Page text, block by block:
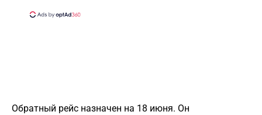
Обратный рейс назначен на 18 июня. Он